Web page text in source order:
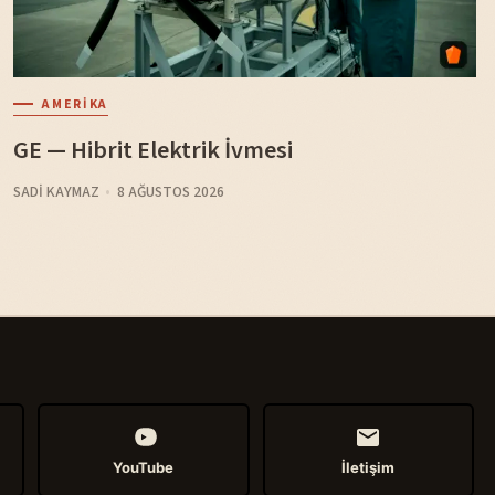
AMERIKA
GE — Hibrit Elektrik İvmesi
SADI KAYMAZ 8 AĞUSTOS 2026
YouTube İletişim